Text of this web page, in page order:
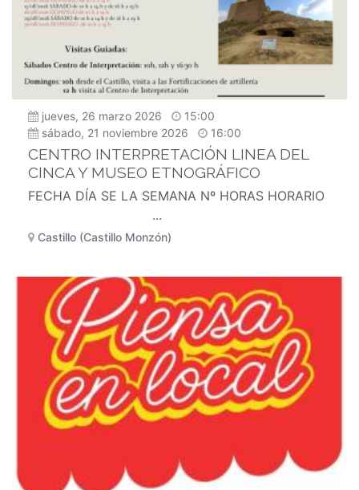
jueves, 26 marzo 2026
15:00
sábado, 21 noviembre 2026
16:00
CENTRO INTERPRETACIÓN LINEA DEL
CINCA Y MUSEO ETNOGRÁFICO
FECHA DÍA SE LA SEMANA Nº HORAS HORARIO
...
Castillo (Castillo Monzón)